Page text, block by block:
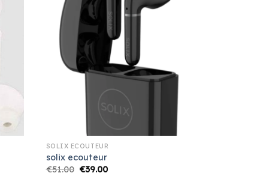
SOLIX ECOUTEUR
solix ecouteur
€51.00 €39.00